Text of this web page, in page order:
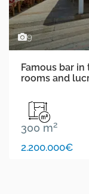
9
Famous bar
rooms and
300 m2
2.200.000€